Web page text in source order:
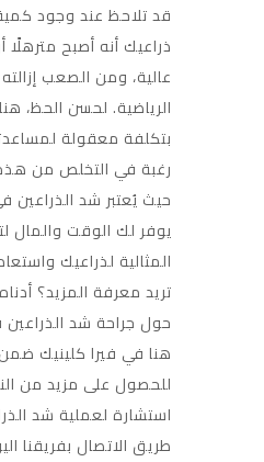
قد تلاحظ عند وجود
ذراعيك أنه أصبح
عالية، ومن الصعب
الرياضية. لحسن الحظ،
بتكلفة معقولة
رغبة في التخلص من
حيث يُعتبر شد الذراعين
يوفر لك الوقت والمال
المثالية لذراعيك
تريد معرفة المزيد؟
حول جراحة شد الذراعين
هنا في فيرا كلينيك ضمن
للحصول على مزيد من
استشارة لعملية شد
طريق الاتصال بفريقنا